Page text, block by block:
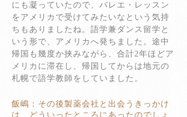
にも凝っていたので、バレエ・レッスン
をアメリカで受けてみたいなという気持
ちもありましたね。語学兼ダンス留学と
いう形で、アメリカへ発ちました。途中
帰国も幾度か挟みながら、合計2年ほどア
メリカに滞在し、帰国してからは地元の
札幌で語学教師をしていました。
飯嶋：その後製薬会社と出会うきっかけ
は、どういったところにあったのでしょ